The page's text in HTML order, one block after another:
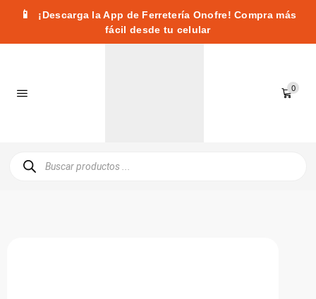
📱
¡Descarga la App de Ferretería Onofre! Compra más
fácil desde tu celular
0